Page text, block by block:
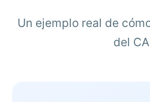
Un ejemplo real de
del